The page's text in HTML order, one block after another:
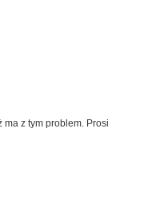
z tym problem. Prosi